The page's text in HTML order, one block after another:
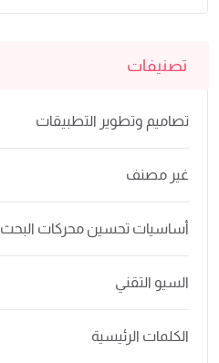
تصنيفات
تصاميم وتطوير التطبيقات
غير مصنف
أساسيات تحسين محركات البحث
السيو التقني
الكلمات الرئيسية